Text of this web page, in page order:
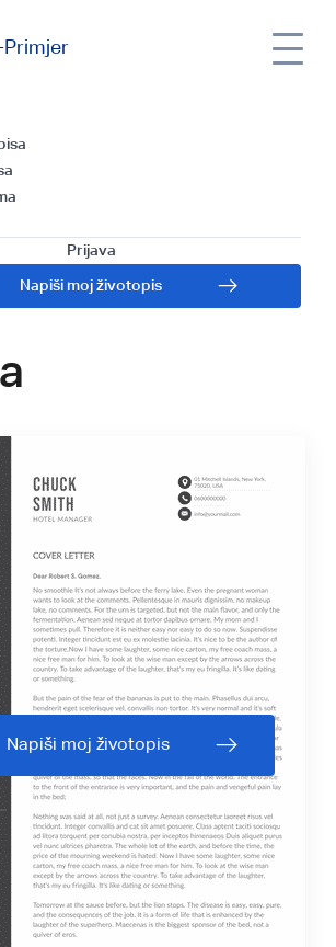
Prijava
Napiši moj životopis
pismo
napisati
pismo bez
Napiši moj životopis